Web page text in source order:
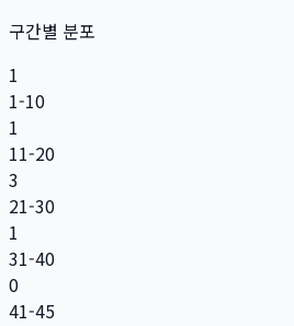
구간별 분포
1
1-10
1
11-20
3
21-30
1
31-40
0
41-45